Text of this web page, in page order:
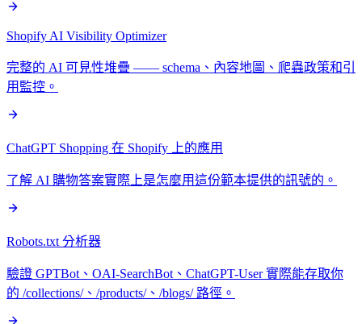
Shopify AI Visibility Optimizer
完整的 AI 可見性堆疊 —— schema、內容地圖、爬蟲政策和引
用監控。
ChatGPT Shopping 在 Shopify 上的應用
了解 AI 購物答案實際上是怎麼用這份範本提供的訊號的。
Robots.txt 分析器
驗證 GPTBot、OAI-SearchBot、ChatGPT-User 實際能存取你
的 /collections/、/products/、/blogs/ 路徑。